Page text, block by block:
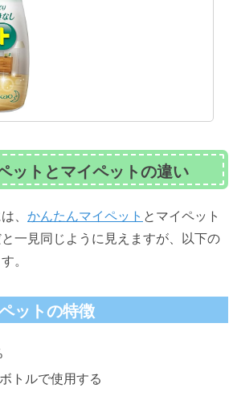
ットとマイペットの違い
、 かんたんマイペット とマイペット
一見同じように見えますが、以下の
。
ットの特徴
トルで使用する